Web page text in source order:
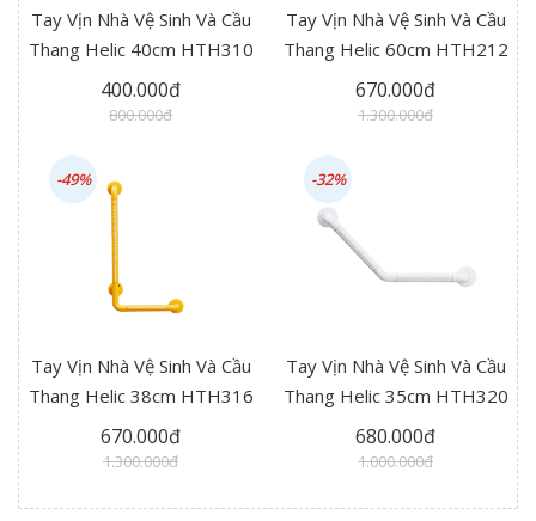
Tay Vịn Nhà Vệ Sinh Và Cầu
Thang Helic 40cm HTH310
400.000đ
800.000đ
Tay Vịn Nhà Vệ Sinh Và Cầu
Thang Helic 60cm HTH212
670.000đ
1.300.000đ
Tay Vịn Nhà Vệ Sinh Và Cầu
Thang Helic 38cm HTH316
670.000đ
1.300.000đ
-49%
Tay Vịn Nhà Vệ Sinh Và Cầu
Thang Helic 35cm HTH320
680.000đ
1.000.000đ
-32%